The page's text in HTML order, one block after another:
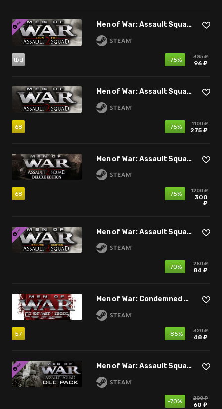
Men of War: Assault Squad 2 - Iron Fist
tbd -75% 385 ₽
96 ₽
Men of War: Assault Squad 2
68 -75% 1100 ₽
275 ₽
Men of War: Assault Squad 2 - Deluxe Edition
68 -75% 1200 ₽
300
₽
Men of War: Assault Squad 2 - Deluxe Edition Upgrade
-70% 280 ₽
84 ₽
Men of War: Condemned Heroes
57 -85% 320 ₽
48 ₽
Men of War: Assault Squad - DLC Pack
-70% 200 ₽
60 ₽